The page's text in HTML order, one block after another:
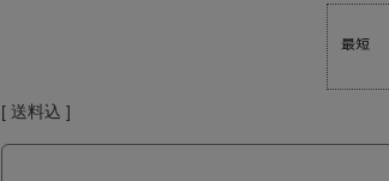
送料込